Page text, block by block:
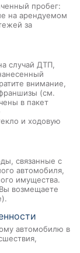
пробег:
на арендуемом
за
случай ДТП,
внимание,
(см.
в пакет
и ходовую
связанные с
автомобиля,
имущества.
возмещаете
автомобилю в